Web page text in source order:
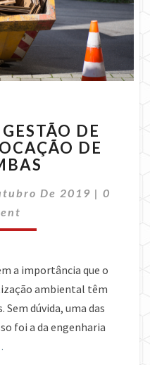
DE
DE
De 2019 | 0
a importância que o
ambiental têm
dúvida, uma das
foi a da engenharia